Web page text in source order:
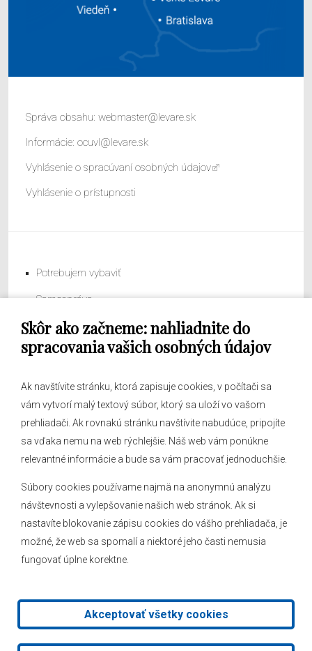
Skôr ako začneme: nahliadnite do
spracovania vašich osobných údajov
Ak navštívite stránku, ktorá zapisuje cookies, v počítači sa
vám vytvorí malý textový súbor, ktorý sa uloží vo vašom
prehliadači. Ak rovnakú stránku navštívite nabudúce, pripojíte
sa vďaka nemu na web rýchlejšie. Náš web vám ponúkne
relevantné informácie a bude sa vám pracovať jednoduchšie.
Súbory cookies používame najmä na anonymnú analýzu
návštevnosti a vylepšovanie našich web stránok. Ak si
nastavíte blokovanie zápisu cookies do vášho prehliadača, je
možné, že web sa spomalí a niektoré jeho časti nemusia
fungovať úplne korektne.
Akceptovať všetky cookies
Správa obsahu: webmaster@levare.sk
Informácie: ocuvl@levare.sk
Vyhlásenie o spracúvaní osobných údajov
Vyhlásenie o prístupnosti
Potrebujem vybaviť
Samospráva
Obecný úrad
O obci
Hlásenia obecného rozhlasu
Kontakt
Mapa stránok